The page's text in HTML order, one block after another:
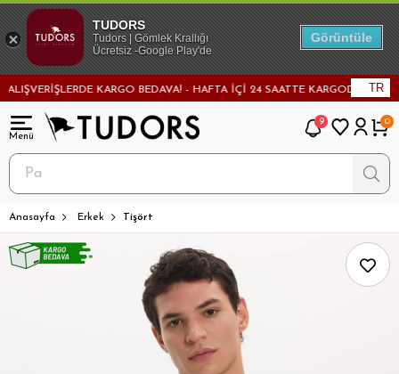
KARGO BEDAVA! - HAFTA İÇİ 24 SAATTE KARGODA! - TR
9 0
Anasayfa Erkek Tişört
TUDORS
Tudors | Gömlek Krallığı
Ücretsiz -Google Play'de
Görüntüle